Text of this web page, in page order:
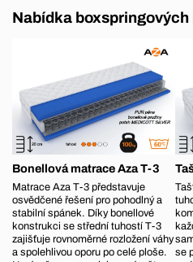
Nabídka
Bonellová matrace Aza T-3
Matrace Aza T-3 představuje
osvědčené řešení pro pohodlný a
stabilní spánek. Díky bonellové
konstrukci se střední tuhostí T-3
zajišťuje rovnoměrné rozložení váhy
a spolehlivou oporu po celé ploše.
se